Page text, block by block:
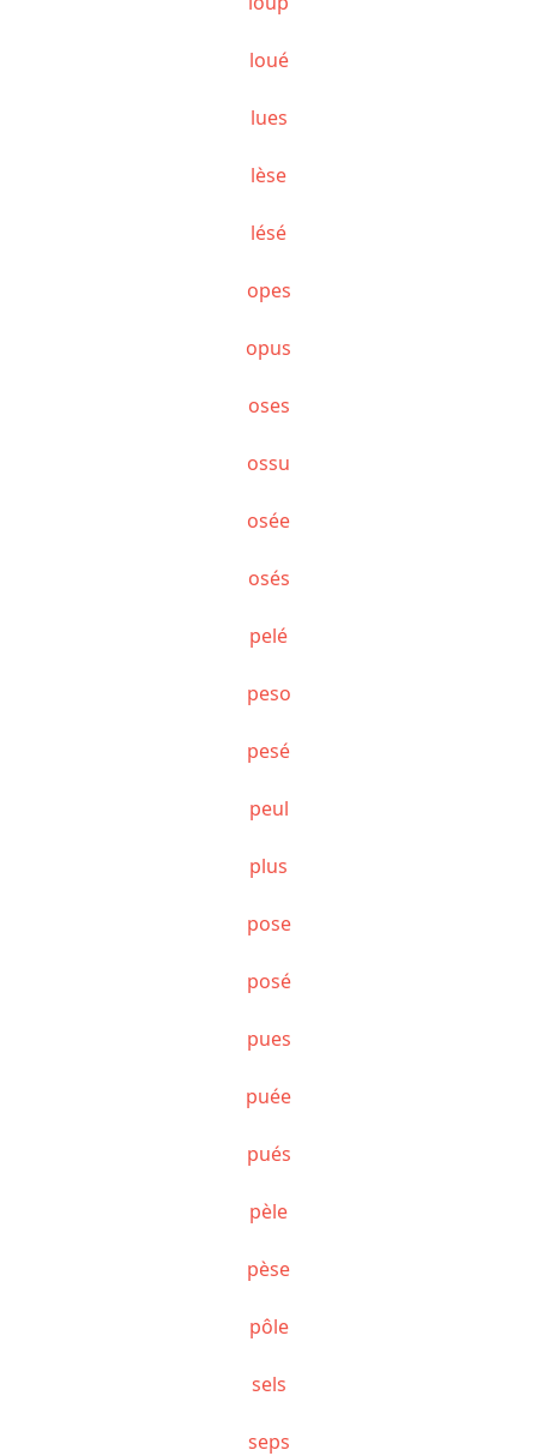
loué
lues
lèse
lésé
opes
opus
oses
ossu
osée
osés
pelé
peso
pesé
peul
plus
pose
posé
pues
puée
pués
pèle
pèse
pôle
sels
seps